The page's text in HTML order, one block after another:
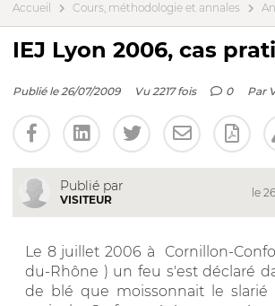
Accueil Cours, méthodologie et annales
IEJ Lyon 2006, cas
Publié le 26/07/2009 Vu 2217 fois 0 Par
Publié par
VISITEUR
le
Le 8 juillet 2006 à Cornillon-
du-Rhône ) un feu s'est déclaré
de blé que moissonnait le slarié